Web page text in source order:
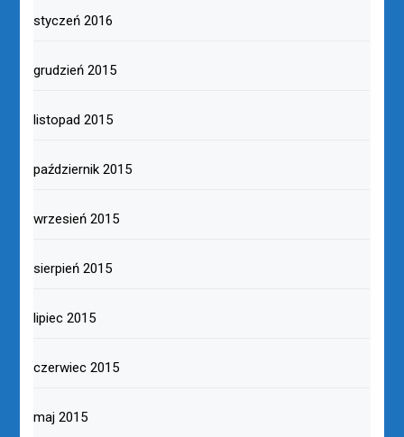
styczeń 2016
grudzień 2015
listopad 2015
październik 2015
wrzesień 2015
sierpień 2015
lipiec 2015
czerwiec 2015
maj 2015